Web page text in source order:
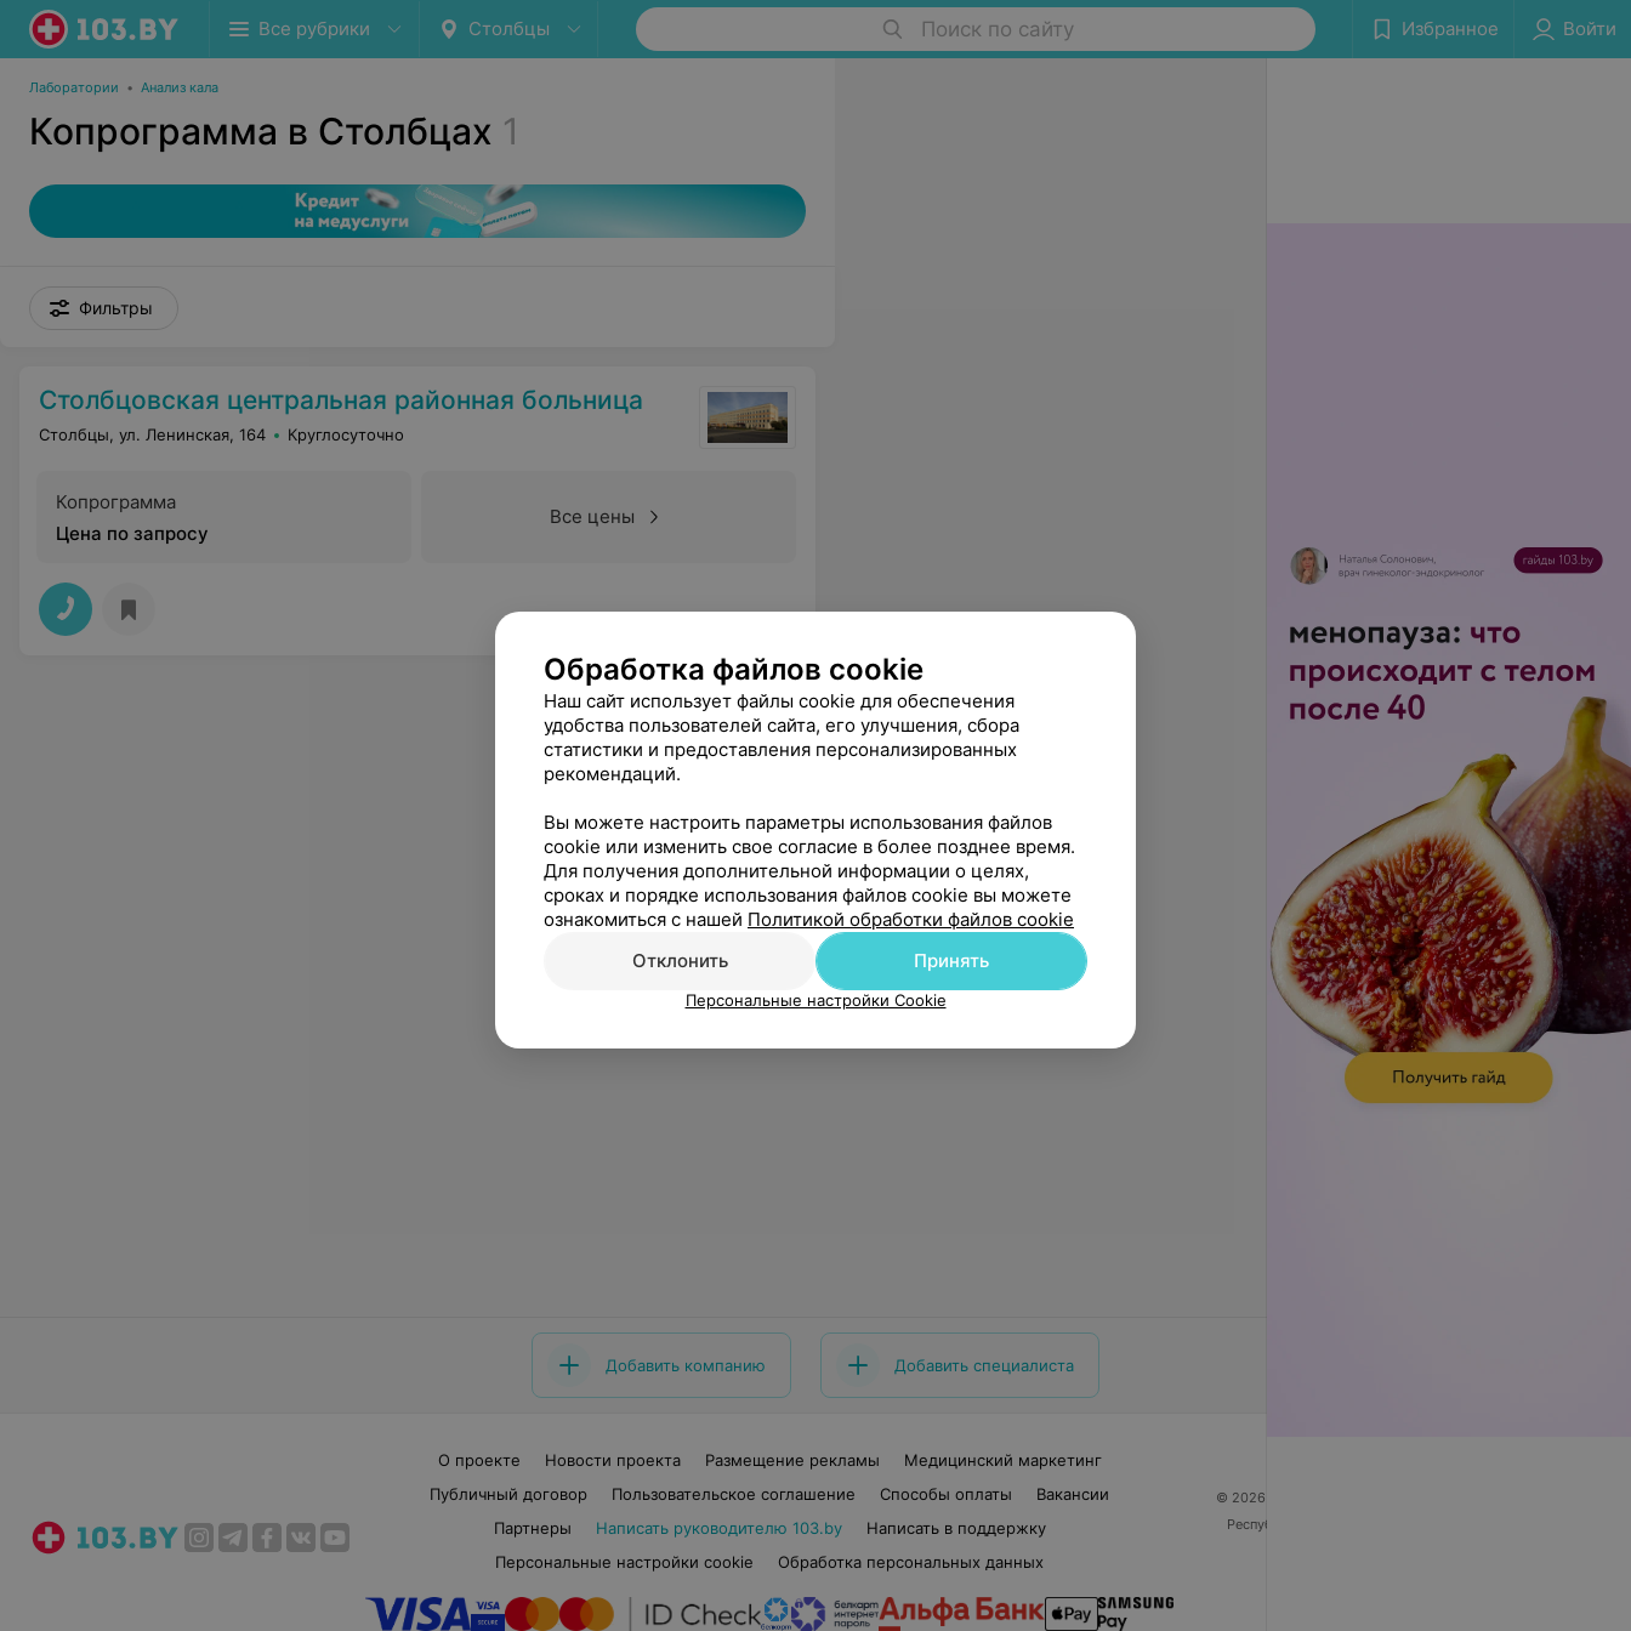
Все рубрики Столбцы Поиск по сайту Избранное Войти
Лаборатории • Анализ кала
Копрограмма в Столбцах 1
Фильтры
Столбцовская центральная районная больница
Столбцы, ул. Ленинская, 164 Круглосуточно
Копрограмма
Цена по запросу
Все цены
Добавить компанию Добавить специалиста
О проекте Новости проекта Размещение рекламы
Медицинский маркетинг
Публичный договор
Пользовательское соглашение Способы оплаты
Вакансии
Партнеры
Написать руководителю 103.by
Написать в поддержку
Персональные настройки cookie
Обработка персональных данных
© 2026 ООО «Артокс Лаб», УНП 191700409
Республика Беларусь, г. Минск, улица Толбухина, 2,
Обработка файлов cookie
Наш сайт использует файлы cookie для обеспечения
удобства пользователей сайта, его улучшения, сбора
статистики и предоставления персонализированных
рекомендаций.
Вы можете настроить параметры использования файлов
cookie или изменить свое согласие в более позднее время.
Для получения дополнительной информации о целях,
сроках и порядке использования файлов cookie вы можете
ознакомиться с нашей Политикой обработки файлов cookie
Отклонить
Принять
Персональные настройки Cookie